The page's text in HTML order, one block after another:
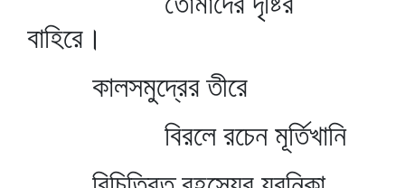
বাহিরে।
কালসমুদ্রের তীরে
বিরলে রচেন মূর্তিখানি